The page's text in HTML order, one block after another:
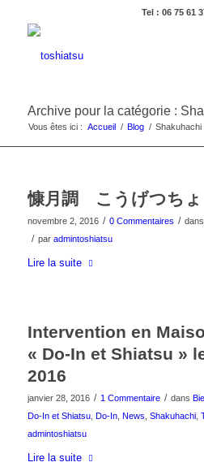
Tel : 06 75 61
Archive pour la catégorie :
Vous êtes ici : Accueil / Blog / Shakuhachi
慷月調 こうげつちょ
novembre 2, 2016 / 0 Commentaires / dans
/ par admintoshiatsu
Lire la suite
Intervention en
« Do-In et Shiatsu »
2016
janvier 28, 2016 / 1 Commentaire / dans
Do-In et Shiatsu, Do-In, News Shakuhachi,
admintoshiatsu
Lire la suite